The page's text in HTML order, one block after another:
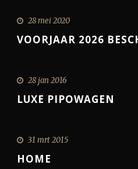
28 mei 2020
VOORJAAR 2026
28 jan 2016
LUXE PIPOWAGEN
31 mrt 2015
HOME